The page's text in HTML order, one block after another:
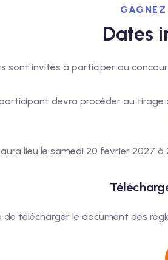
Dates
sont invités à participer au
devra procéder au tirage
lieu le samedi 20 février 2027 à
de télécharger le document des